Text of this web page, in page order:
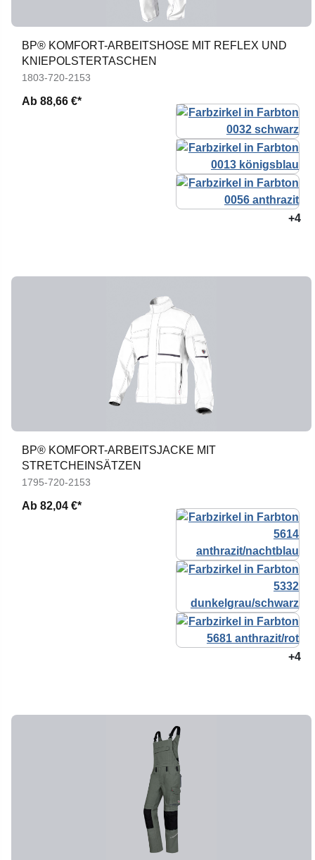
BP® KOMFORT-ARBEITSHOSE MIT REFLEX UND
KNIEPOLSTERTASCHEN
1803-720-2153
Ab 88,66 €*
+4
BP® KOMFORT-ARBEITSJACKE MIT
STRETCHEINSÄTZEN
1795-720-2153
Ab 82,04 €*
+4